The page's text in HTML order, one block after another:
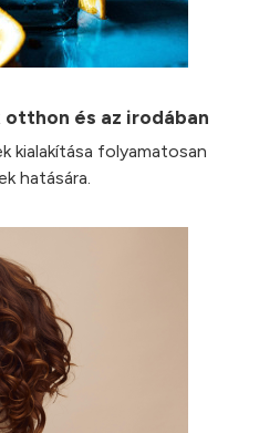
és az irodában
kialakítása folyamatosan
hatására.